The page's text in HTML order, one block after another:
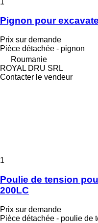
Pignon pour
Prix sur demande
Pièce détachée - pignon
Roumanie
ROYAL DRU SRL
Contacter le vendeur
1
Poulie de tension
200LC
Prix sur demande
Pièce détachée - poulie de